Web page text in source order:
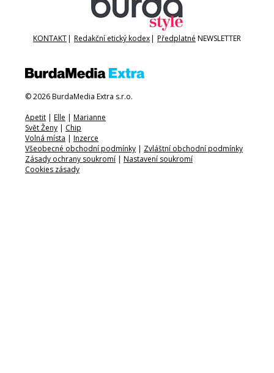
KONTAKT| Redakční etický kodex| Předplatné NEWSLETTER
© 2026 BurdaMedia Extra s.r.o.
Apetit | Elle | Marianne
Svět Ženy | Chip
Volná místa | Inzerce
Všeobecné obchodní podmínky | Zvláštní obchodní podmínky
Zásady ochrany soukromí | Nastavení soukromí
Cookies zásady